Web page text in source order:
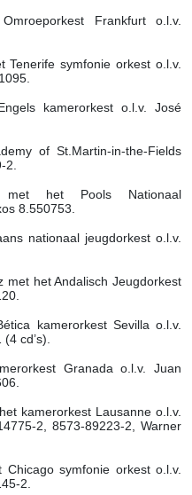
Frankfurt o.l.v.
Tenerife symfonie orkest o.l.v.
kamerorkest o.l.v. José
of St.Martin-in-the-Fields
met het Pools Nationaal
8.550753.
nationaal jeugdorkest o.l.v.
met het Andalisch Jeugdorkest
kamerorkest Sevilla o.l.v.
cd’s).
Granada o.l.v. Juan
kamerorkest Lausanne o.l.v.
2, 8573-89223-2, Warner
symfonie orkest o.l.v.
2.